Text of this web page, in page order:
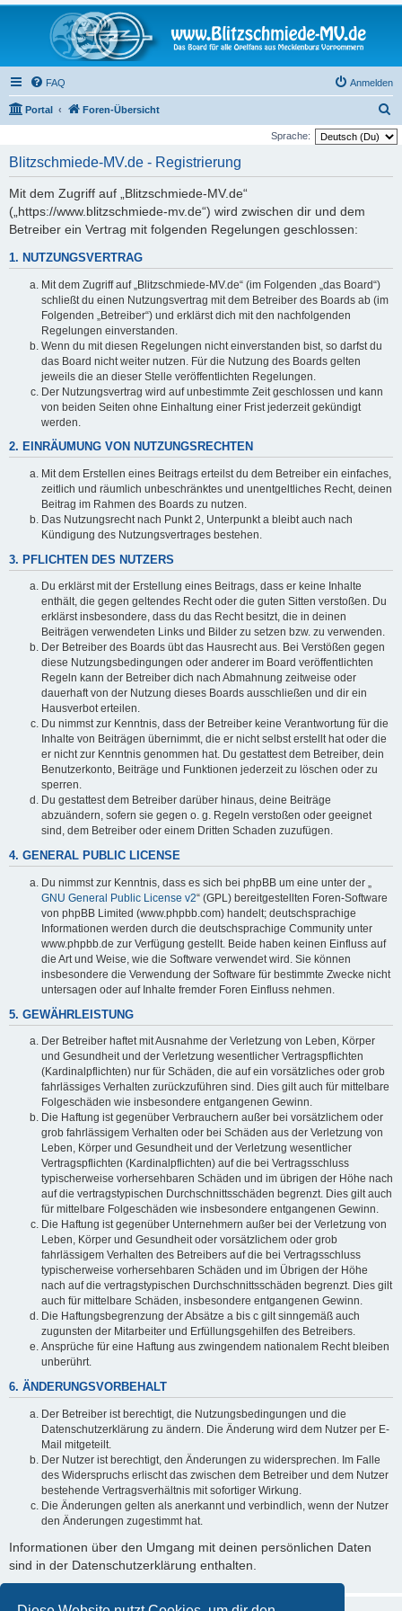
FAQ Anmelden
Portal Foren-Übersicht
u
Sprache:
Blitzschmiede-MV.de - Registrierung
Mit dem Zugriff auf „Blitzschmiede-MV.de“
(„https://www.blitzschmiede-mv.de“) wird zwischen dir und dem
Betreiber ein Vertrag mit folgenden Regelungen geschlossen:
1. NUTZUNGSVERTRAG
Mit dem Zugriff auf „Blitzschmiede-MV.de“ (im Folgenden „das Board“)
schließt du einen Nutzungsvertrag mit dem Betreiber des Boards ab (im
Folgenden „Betreiber“) und erklärst dich mit den nachfolgenden
Regelungen einverstanden.
Wenn du mit diesen Regelungen nicht einverstanden bist, so darfst du
das Board nicht weiter nutzen. Für die Nutzung des Boards gelten
jeweils die an dieser Stelle veröffentlichten Regelungen.
Der Nutzungsvertrag wird auf unbestimmte Zeit geschlossen und kann
von beiden Seiten ohne Einhaltung einer Frist jederzeit gekündigt
werden.
2. EINRÄUMUNG VON NUTZUNGSRECHTEN
Mit dem Erstellen eines Beitrags erteilst du dem Betreiber ein einfaches,
zeitlich und räumlich unbeschränktes und unentgeltliches Recht, deinen
Beitrag im Rahmen des Boards zu nutzen.
Das Nutzungsrecht nach Punkt 2, Unterpunkt a bleibt auch nach
Kündigung des Nutzungsvertrages bestehen.
3. PFLICHTEN DES NUTZERS
Du erklärst mit der Erstellung eines Beitrags, dass er keine Inhalte
enthält, die gegen geltendes Recht oder die guten Sitten verstoßen. Du
erklärst insbesondere, dass du das Recht besitzt, die in deinen
Beiträgen verwendeten Links und Bilder zu setzen bzw. zu verwenden.
Der Betreiber des Boards übt das Hausrecht aus. Bei Verstößen gegen
diese Nutzungsbedingungen oder anderer im Board veröffentlichten
Regeln kann der Betreiber dich nach Abmahnung zeitweise oder
dauerhaft von der Nutzung dieses Boards ausschließen und dir ein
Hausverbot erteilen.
Du nimmst zur Kenntnis, dass der Betreiber keine Verantwortung für die
Inhalte von Beiträgen übernimmt, die er nicht selbst erstellt hat oder die
er nicht zur Kenntnis genommen hat. Du gestattest dem Betreiber, dein
Benutzerkonto, Beiträge und Funktionen jederzeit zu löschen oder zu
sperren.
Du gestattest dem Betreiber darüber hinaus, deine Beiträge
abzuändern, sofern sie gegen o. g. Regeln verstoßen oder geeignet
sind, dem Betreiber oder einem Dritten Schaden zuzufügen.
4. GENERAL PUBLIC LICENSE
Du nimmst zur Kenntnis, dass es sich bei phpBB um eine unter der „
GNU General Public License v2“ (GPL) bereitgestellten Foren-Software
von phpBB Limited (www.phpbb.com) handelt; deutschsprachige
Informationen werden durch die deutschsprachige Community unter
www.phpbb.de zur Verfügung gestellt. Beide haben keinen Einfluss auf
die Art und Weise, wie die Software verwendet wird. Sie können
insbesondere die Verwendung der Software für bestimmte Zwecke nicht
untersagen oder auf Inhalte fremder Foren Einfluss nehmen.
5. GEWÄHRLEISTUNG
Der Betreiber haftet mit Ausnahme der Verletzung von Leben, Körper
und Gesundheit und der Verletzung wesentlicher Vertragspflichten
(Kardinalpflichten) nur für Schäden, die auf ein vorsätzliches oder grob
fahrlässiges Verhalten zurückzuführen sind. Dies gilt auch für mittelbare
Folgeschäden wie insbesondere entgangenen Gewinn.
Die Haftung ist gegenüber Verbrauchern außer bei vorsätzlichem oder
grob fahrlässigem Verhalten oder bei Schäden aus der Verletzung von
Leben, Körper und Gesundheit und der Verletzung wesentlicher
Vertragspflichten (Kardinalpflichten) auf die bei Vertragsschluss
typischerweise vorhersehbaren Schäden und im übrigen der Höhe nach
auf die vertragstypischen Durchschnittsschäden begrenzt. Dies gilt auch
für mittelbare Folgeschäden wie insbesondere entgangenen Gewinn.
Die Haftung ist gegenüber Unternehmern außer bei der Verletzung von
Leben, Körper und Gesundheit oder vorsätzlichem oder grob
fahrlässigem Verhalten des Betreibers auf die bei Vertragsschluss
typischerweise vorhersehbaren Schäden und im Übrigen der Höhe
nach auf die vertragstypischen Durchschnittsschäden begrenzt. Dies gilt
auch für mittelbare Schäden, insbesondere entgangenen Gewinn.
Die Haftungsbegrenzung der Absätze a bis c gilt sinngemäß auch
zugunsten der Mitarbeiter und Erfüllungsgehilfen des Betreibers.
Ansprüche für eine Haftung aus zwingendem nationalem Recht bleiben
unberührt.
6. ÄNDERUNGSVORBEHALT
Der Betreiber ist berechtigt, die Nutzungsbedingungen und die
Datenschutzerklärung zu ändern. Die Änderung wird dem Nutzer per E-
Mail mitgeteilt.
Der Nutzer ist berechtigt, den Änderungen zu widersprechen. Im Falle
des Widerspruchs erlischt das zwischen dem Betreiber und dem Nutzer
bestehende Vertragsverhältnis mit sofortiger Wirkung.
Die Änderungen gelten als anerkannt und verbindlich, wenn der Nutzer
den Änderungen zugestimmt hat.
Informationen über den Umgang mit deinen persönlichen Daten
sind in der Datenschutzerklärung enthalten.